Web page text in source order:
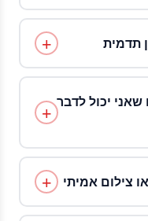
תדמית
שאני יכול לדבר
צילום אמיתי